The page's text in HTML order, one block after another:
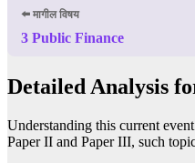
⬅️ मागील विषय
3 Public Finance
Detailed Analysis
Understanding this current
Paper II and Paper III, such